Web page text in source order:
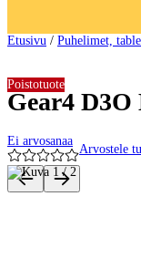
Etusivu / Puhelimet,
Gear4 D3O
Ei arvosanaa
Arvostele
Poistotuote
Tuotteen kuvat